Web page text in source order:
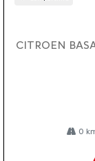
CITROEN
0